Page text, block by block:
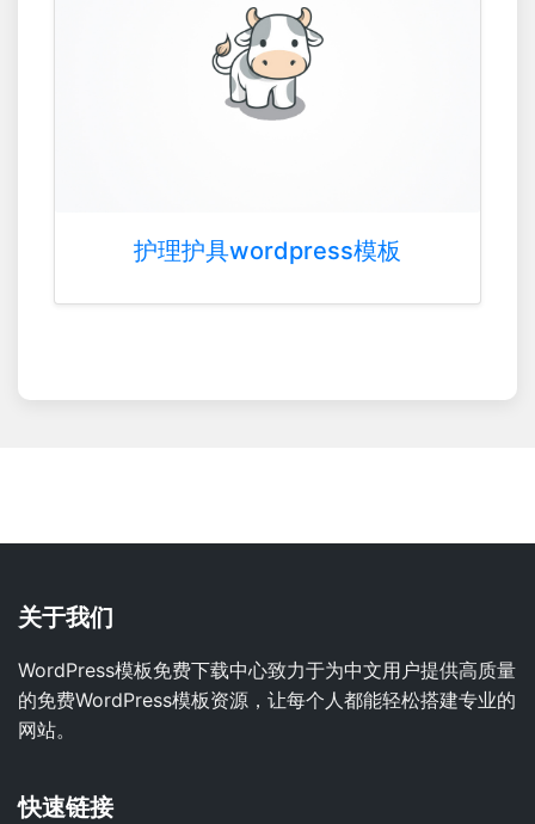
护理护具wordpress模板
关于我们
WordPress模板免费下载中心致力于为中文用户提供高质量
的免费WordPress模板资源，让每个人都能轻松搭建专业的
网站。
快速链接